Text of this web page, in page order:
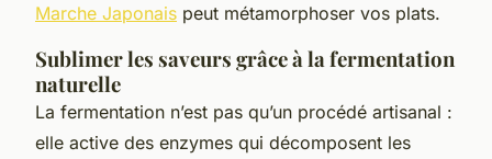
Marche Japonais peut métamorphoser vos plats.
Sublimer les saveurs grâce à la fermentation
naturelle
La fermentation n’est pas qu’un procédé artisanal :
elle active des enzymes qui décomposent les